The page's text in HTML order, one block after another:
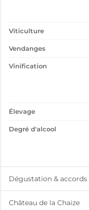
Viticulture
Vendanges
Vinification
Élevage
Degré d'alcool
Dégustation & accords
Château de la Chaize